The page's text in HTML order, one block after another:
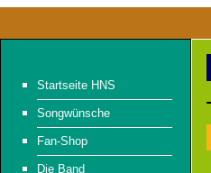
Startseite HNS
Songwünsche
Fan-Shop
Die Band